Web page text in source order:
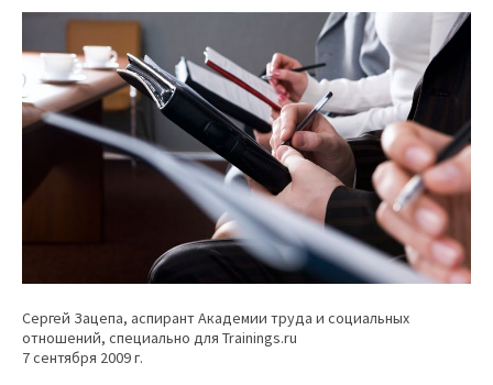
Сергей Зацепа, аспирант Академии труда и социальных
отношений, специально для Trainings.ru
7 сентября 2009 г.